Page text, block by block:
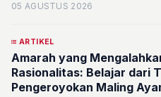
05 AGUSTUS 2026
ARTIKEL
Amarah yang
Rasionalitas: Belajar dari
Pengeroyokan Maling